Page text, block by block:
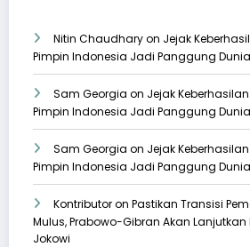
Nitin Chaudharyon Jejak
Pimpin Indonesia Jadi Panggung
Sam Georgia on Jejak
Pimpin Indonesia Jadi Panggung
Sam Georgia on Jejak
Pimpin Indonesia Jadi Panggung
Kontributoron Pastikan Transisi
Mulus, Prabowo-Gibran Akan Lanjutkan
Jokowi